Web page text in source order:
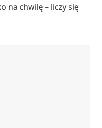
na chwilę – liczy się